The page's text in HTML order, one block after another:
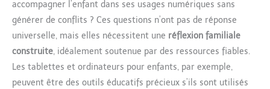
accompagner l’enfant dans ses usages numériques sans
générer de conflits ? Ces questions n’ont pas de réponse
universelle, mais elles nécessitent une réflexion familiale
construite, idéalement soutenue par des ressources fiables.
Les tablettes et ordinateurs pour enfants, par exemple,
peuvent être des outils éducatifs précieux s’ils sont utilisés